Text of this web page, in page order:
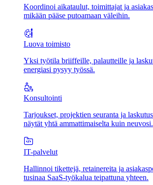
Koordinoi aikataulut, toimittajat ja
mikään pääse putoamaan väleihin.
Luova toimisto
Yksi työtila briiffeille, palautteille ja
energiasi pysyy työssä.
Konsultointi
Tarjoukset, projektien seuranta ja
näytät yhtä ammattimaiselta kuin neuvosi.
IT-palvelut
Hallinnoi tikettejä, retainereita ja
tusinaa SaaS-työkalua teipattuna yhteen.